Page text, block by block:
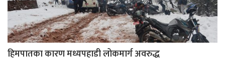
हिमपातका कारण मध्यपहाडी लोकमार्ग अवरुद्ध